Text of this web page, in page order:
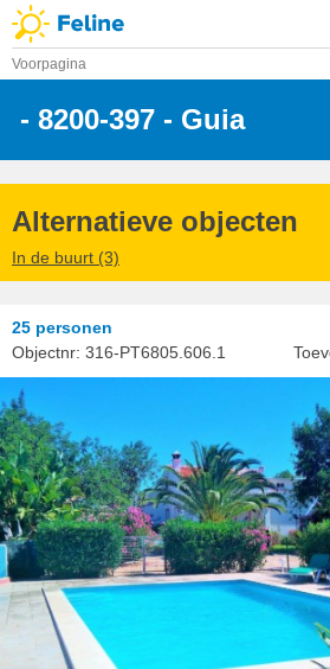
Voorpagina
- 8200-397 - Guia
Alternatieve objecten
In de buurt (3)
25 personen
Objectnr: 316-PT6805.606.1